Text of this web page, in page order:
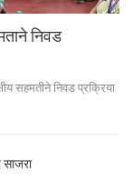
निवड
सहमतीने निवड प्रक्रिया